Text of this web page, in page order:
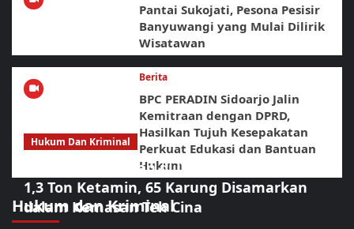
Pantai Sukojati, Pesona Pesisir
Banyuwangi yang Mulai Dilirik
Wisatawan
Berita
BPC PERADIN Sidoarjo Jalin
Kemitraan dengan DPRD,
Hasilkan Tujuh Kesepakatan
Perkuat Edukasi dan Bantuan
Hukum
Hukum dan Kriminal
Hukum Dan Kriminal
Operasi Gabungan di Laut Bintan Bongkar
1,3 Ton Ketamin, 65 Karung Disamarkan
dalam Kemasan Teh Cina